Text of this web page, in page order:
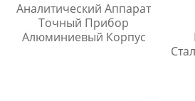
Аналитический Аппарат
Точный Прибор
Алюминиевый Корпус